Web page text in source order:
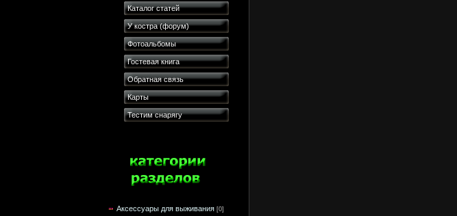
Каталог статей
У костра (форум)
Фотоальбомы
Гостевая книга
Обратная связь
Карты
Тестим снарягу
Аксессуары для выживания [0]